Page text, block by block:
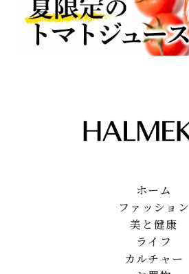
ホーム
ファッション
美と健康
ライフ
カルチャー